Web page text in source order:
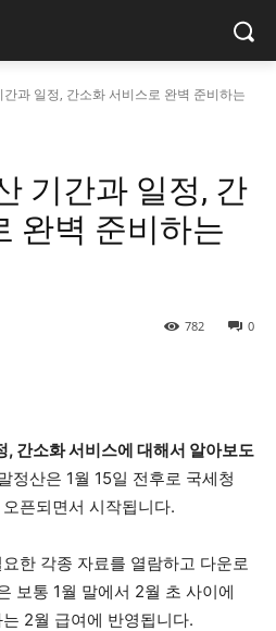
과 일정, 간소화 서비스로 완벽 준비하는
기간과 일정, 간
완벽 준비하는
0
782
간소화 서비스에 대해서 알아보도
정산은 1월 15일 전후로 국세청
픈되면서 시작됩니다.
한 각종 자료를 열람하고 다운로
보통 1월 말에서 2월 초 사이에
2월 급여에 반영됩니다.